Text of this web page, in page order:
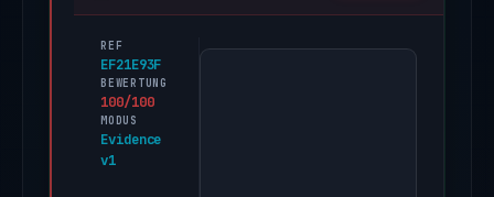
REF
EF21E93F
BEWERTUNG
100/100
MODUS
Evidence
v1
PhishDestroy